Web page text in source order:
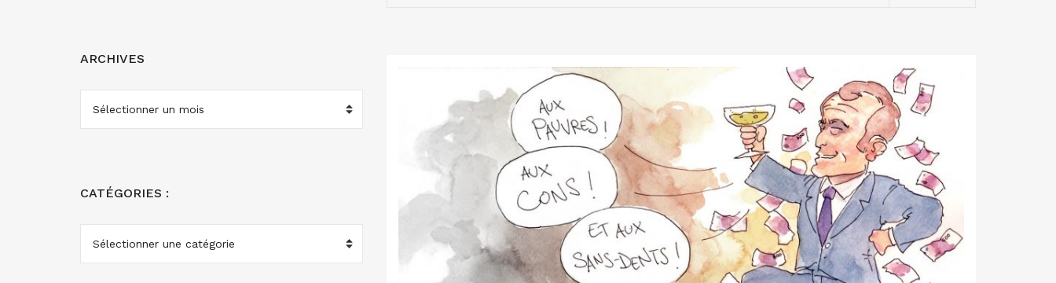
ARCHIVES
ARCHIVES
CATÉGORIES :
CATÉGORIES